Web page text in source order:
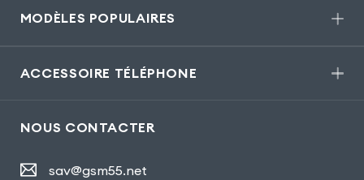
MODÈLES POPULAIRES
ACCESSOIRE TÉLÉPHONE
NOUS CONTACTER
sav@gsm55.net